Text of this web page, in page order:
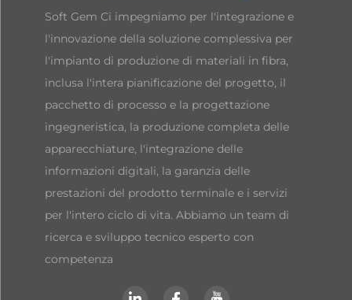
Soft Gem Ci impegniamo per l'integrazione e
l'innovazione della soluzione complessiva per
l'impianto di produzione di materiali in fibra,
inclusa l'intera pianificazione del progetto, il
pacchetto di processo e la progettazione
ingegneristica, la produzione completa delle
apparecchiature, l'integrazione delle
informazioni digitali, la garanzia delle
prestazioni del prodotto terminale e i servizi
per l'intero ciclo di vita. Abbiamo un team di
ricerca e sviluppo tecnico esperto con
competenza